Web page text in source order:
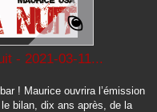
- 2021-03-11...
! Maurice ouvrira l’émission
bilan, dix ans après, de la